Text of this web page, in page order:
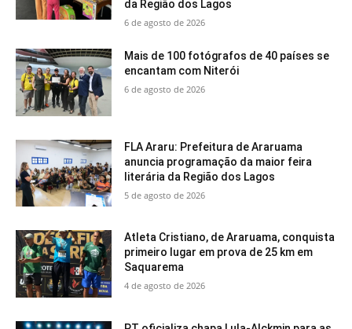
da Região dos Lagos
6 de agosto de 2026
Mais de 100 fotógrafos de 40 países se
encantam com Niterói
6 de agosto de 2026
FLA Araru: Prefeitura de Araruama
anuncia programação da maior feira
literária da Região dos Lagos
5 de agosto de 2026
Atleta Cristiano, de Araruama, conquista
primeiro lugar em prova de 25 km em
Saquarema
4 de agosto de 2026